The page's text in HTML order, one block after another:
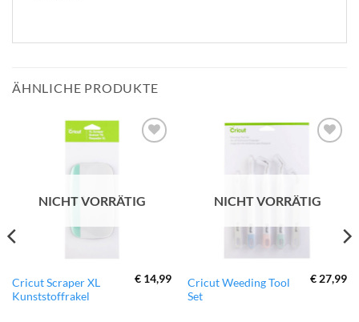
ÄHNLICHE PRODUKTE
hinzufügen
NICHT VORRÄTIG
Cricut Scraper XL
Kunststoffrakel
€ 14,99
hinzufügen
NICHT VORRÄTIG
Cricut Weeding Tool
Set
€27,99